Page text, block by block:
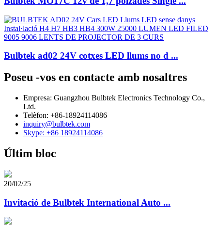
Bulbtek ad02 24V cotxes LED llums no d ...
Poseu -vos en contacte amb nosaltres
Empresa: Guangzhou Bulbtek Electronics Technology Co.,
Ltd.
Telèfon: +86-18924114086
inquiry@bulbtek.com
Skype: +86 18924114086
Últim bloc
20/02/25
Invitació de Bulbtek International Auto ...